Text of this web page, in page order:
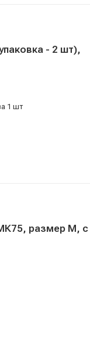
- 2 шт),
1 шт